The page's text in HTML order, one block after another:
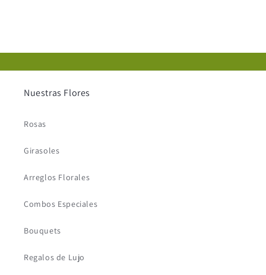
Nuestras Flores
Rosas
Girasoles
Arreglos Florales
Combos Especiales
Bouquets
Regalos de Lujo